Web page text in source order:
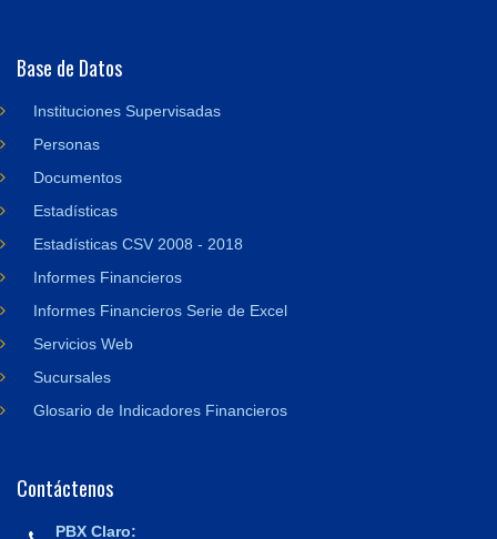
Base de Datos
Instituciones Supervisadas
Personas
Documentos
Estadísticas
Estadísticas CSV 2008 - 2018
Informes Financieros
Informes Financieros Serie de Excel
Servicios Web
Sucursales
Glosario de Indicadores Financieros
Contáctenos
PBX Claro: